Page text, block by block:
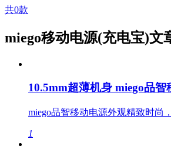
共0款
miego移动电源(充电宝)文
10.5mm超薄机身 miego品智
miego品智移动电源外观精致时尚
1